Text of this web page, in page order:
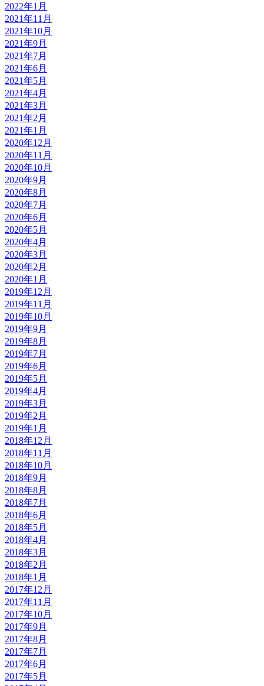
2022年1月
2021年11月
2021年10月
2021年9月
2021年7月
2021年6月
2021年5月
2021年4月
2021年3月
2021年2月
2021年1月
2020年12月
2020年11月
2020年10月
2020年9月
2020年8月
2020年7月
2020年6月
2020年5月
2020年4月
2020年3月
2020年2月
2020年1月
2019年12月
2019年11月
2019年10月
2019年9月
2019年8月
2019年7月
2019年6月
2019年5月
2019年4月
2019年3月
2019年2月
2019年1月
2018年12月
2018年11月
2018年10月
2018年9月
2018年8月
2018年7月
2018年6月
2018年5月
2018年4月
2018年3月
2018年2月
2018年1月
2017年12月
2017年11月
2017年10月
2017年9月
2017年8月
2017年7月
2017年6月
2017年5月